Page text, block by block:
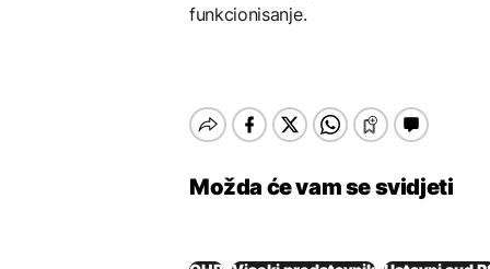
funkcionisanje.
Možda će vam se svidjeti